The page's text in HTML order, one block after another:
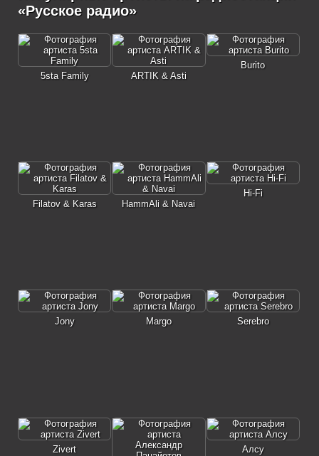
«Русское радио»
5sta Family ARTIK & Asti
Burito
Filatov & Karas HammAli & Navai
Hi-Fi
Jony Margo Serebro
Zivert
Алсу